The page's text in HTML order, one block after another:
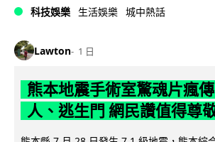
科技娛樂 生活娛樂 城中熱話
Lawton 1 日
熊本地震手術室驚魂片瘋
人、逃生門 網民讚值得尊